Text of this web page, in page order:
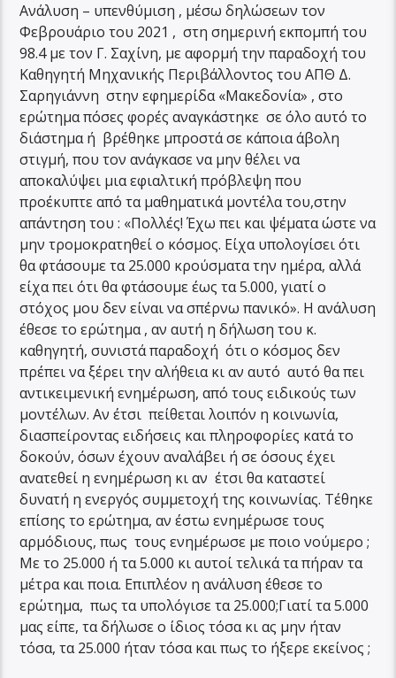
Ανάλυση – υπενθύμιση , μέσω δηλώσεων τον
Φεβρουάριο του 2021 , στη σημερινή εκπομπή του
98.4 με τον Γ. Σαχίνη, με αφορμή την παραδοχή του
Καθηγητή Μηχανικής Περιβάλλοντος του ΑΠΘ Δ.
Σαρηγιάννη στην εφημερίδα «Μακεδονία» , στο
ερώτημα πόσες φορές αναγκάστηκε σε όλο αυτό το
διάστημα ή βρέθηκε μπροστά σε κάποια άβολη
στιγμή, που τον ανάγκασε να μην θέλει να
αποκαλύψει μια εφιαλτική πρόβλεψη που
προέκυπτε από τα μαθηματικά μοντέλα του,στην
απάντηση του : «Πολλές! Έχω πει και ψέματα ώστε να
μην τρομοκρατηθεί ο κόσμος. Είχα υπολογίσει ότι
θα φτάσουμε τα 25.000 κρούσματα την ημέρα, αλλά
είχα πει ότι θα φτάσουμε έως τα 5.000, γιατί ο
στόχος μου δεν είναι να σπέρνω πανικό». Η ανάλυση
έθεσε το ερώτημα , αν αυτή η δήλωση του κ.
καθηγητή, συνιστά παραδοχή ότι ο κόσμος δεν
πρέπει να ξέρει την αλήθεια κι αν αυτό αυτό θα πει
αντικειμενική ενημέρωση, από τους ειδικούς των
μοντέλων. Αν έτσι πείθεται λοιπόν η κοινωνία,
διασπείροντας ειδήσεις και πληροφορίες κατά το
δοκούν, όσων έχουν αναλάβει ή σε όσους έχει
ανατεθεί η ενημέρωση κι αν έτσι θα καταστεί
δυνατή η ενεργός συμμετοχή της κοινωνίας. Τέθηκε
επίσης το ερώτημα, αν έστω ενημέρωσε τους
αρμόδιους, πως τους ενημέρωσε με ποιο νούμερο ;
Με το 25.000 ή τα 5.000 κι αυτοί τελικά τα πήραν τα
μέτρα και ποια. Επιπλέον η ανάλυση έθεσε το
ερώτημα, πως τα υπολόγισε τα 25.000;Γιατί τα 5.000
μας είπε, τα δήλωσε ο ίδιος τόσα κι ας μην ήταν
τόσα, τα 25.000 ήταν τόσα και πως το ήξερε εκείνος ;